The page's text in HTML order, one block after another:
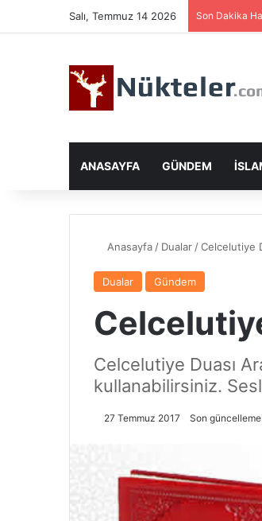
Salı, Temmuz 14 2026 Son Dakika
ANASAYFA GÜNDEM
Anasayfa / Dualar /Celcelutiye
Dualar Gündem
Celcelutiye Duası
kullanabilirsiniz.
27 Temmuz 2017 Son